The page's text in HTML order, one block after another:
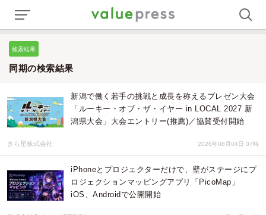
検索結果
同期の検索結果
新潟で働く若手の挑戦と成長を称えるプレゼン大会
「ルーキー・オブ・ザ・イヤー in LOCAL 2027 新
潟県大会」大会エントリー(推薦)／協賛受付開始
きら星株式会社 2026年08月04日 07時
iPhoneとプロジェクターだけで、壁がステージにプ
ロジェクションマッピングアプリ「PicoMap」
iOS、Androidで公開開始